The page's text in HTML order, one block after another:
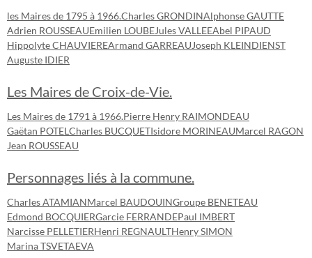
les Maires de 1795 à 1966.Charles GRONDINAlphonse GAUTTE
Adrien ROUSSEAUEmilien LOUBEJules VALLEEAbel PIPAUD
Hippolyte CHAUVIEREArmand GARREAUJoseph KLEINDIENST
Auguste IDIER
Les Maires de Croix-de-Vie.
Les Maires de 1791 à 1966.Pierre Henry RAIMONDEAU
Gaëtan POTEL Charles BUCQUETIsidore MORINEAUMarcel RAGON
Jean ROUSSEAU
Personnages liés à la commune.
Charles ATAMIANMarcel BAUDOUINGroupe BENETEAU
Edmond BOCQUIERGarcie FERRANDEPaul IMBERT
Narcisse PELLETIERHenri REGNAULTHenry SIMON
Marina TSVETAEVA